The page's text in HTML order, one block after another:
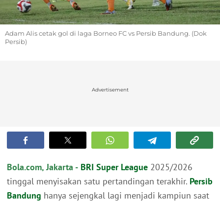
Adam Alis cetak gol di laga Borneo FC vs Persib Bandung. (Dok
Persib)
Advertisement
Bola.com, Jakarta - BRI Super League 2025/2026
tinggal menyisakan satu pertandingan terakhir. Persib
Bandung hanya sejengkal lagi menjadi kampiun saat